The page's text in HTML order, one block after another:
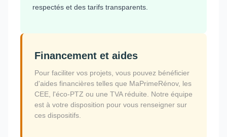
respectés et des tarifs transparents.
Financement et aides
Pour faciliter vos projets, vous pouvez bénéficier
d'aides financières telles que MaPrimeRénov, les
CEE, l'éco-PTZ ou une TVA réduite. Notre équipe
est à votre disposition pour vous renseigner sur
ces dispositifs.